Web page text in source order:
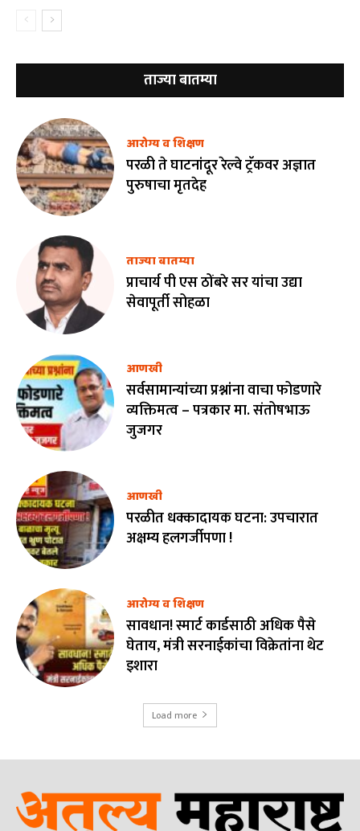
ताज्या बातम्या
आरोग्य व शिक्षण
परळी ते घाटनांदूर रेल्वे ट्रॅकवर अज्ञात
पुरुषाचा मृतदेह
ताज्या बातम्या
प्राचार्य पी एस ठोंबरे सर यांचा उद्या
सेवापूर्ती सोहळा
आणखी
सर्वसामान्यांच्या प्रश्नांना वाचा फोडणारे
व्यक्तिमत्व – पत्रकार मा. संतोषभाऊ
जुजगर
आणखी
परळीत धक्कादायक घटना: उपचारात
अक्षम्य हलगर्जीपणा !
आरोग्य व शिक्षण
सावधान! स्मार्ट कार्डसाठी अधिक पैसे
घेताय, मंत्री सरनाईकांचा विक्रेतांना थेट
इशारा
Load more